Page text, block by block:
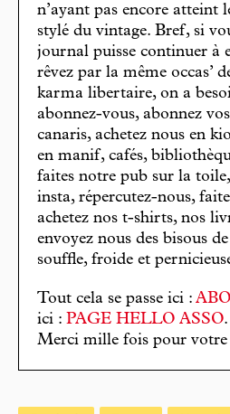
n’ayant pas encore atteint
stylé du vintage. Bref, si
journal puisse continuer à
rêvez par la même occas’
karma libertaire, on a
abonnez-vous, abonnez
canaris, achetez nous en
en manif, cafés,
faites notre pub sur la
insta, répercutez-nous,
achetez nos t-shirts, nos
envoyez nous des bisous
souffle, froide et
Tout cela se passe ici :
ici : PAGE HELLO ASSO.
Merci mille fois pour votre